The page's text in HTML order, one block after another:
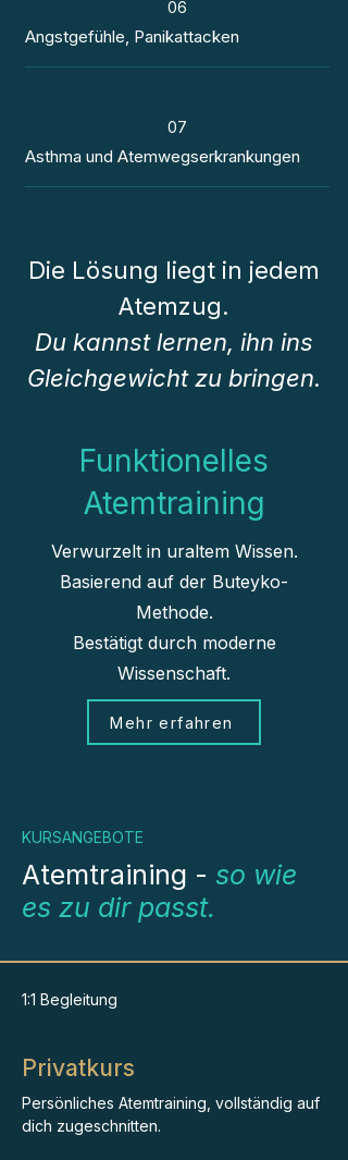
06
Angstgefühle, Panikattacken
07
Asthma und Atemwegserkrankungen
Die Lösung liegt in jedem
Atemzug.
Du kannst lernen, ihn ins
Gleichgewicht zu bringen.
Funktionelles
Atemtraining
Verwurzelt in uraltem Wissen.
Basierend auf der Buteyko-
Methode.
Bestätigt durch moderne
Wissenschaft.
Mehr erfahren
KURSANGEBOTE
Atemtraining - so wie
es zu dir passt.
1:1 Begleitung
Privatkurs
Persönliches Atemtraining, vollständig auf
dich zugeschnitten.